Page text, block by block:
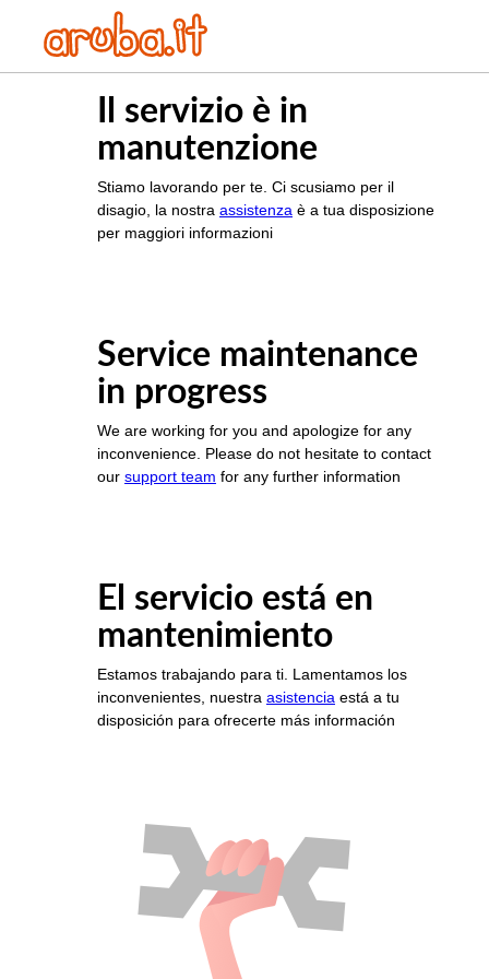
Il servizio è in
manutenzione
Stiamo lavorando per te. Ci scusiamo per il
disagio, la nostra assistenza è a tua disposizione
per maggiori informazioni
Service maintenance
in progress
We are working for you and apologize for any
inconvenience. Please do not hesitate to contact
our support team for any further information
El servicio está en
mantenimiento
Estamos trabajando para ti. Lamentamos los
inconvenientes, nuestra asistencia está a tu
disposición para ofrecerte más información